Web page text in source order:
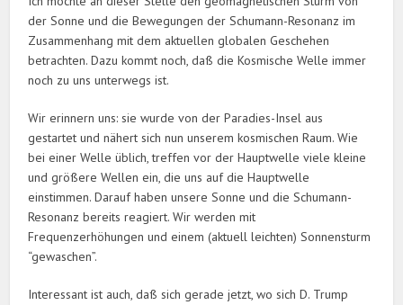
der Sonne und die Bewegungen der Schumann-Resonanz im
Zusammenhang mit dem aktuellen globalen Geschehen
betrachten. Dazu kommt noch, daß die Kosmische Welle immer
noch zu uns unterwegs ist.
Wir erinnern uns: sie wurde von der Paradies-Insel aus
gestartet und nähert sich nun unserem kosmischen Raum. Wie
bei einer Welle üblich, treffen vor der Hauptwelle viele kleine
und größere Wellen ein, die uns auf die Hauptwelle
einstimmen. Darauf haben unsere Sonne und die Schumann-
Resonanz bereits reagiert. Wir werden mit
Frequenzerhöhungen und einem (aktuell leichten) Sonnensturm
“gewaschen”.
Interessant ist auch, daß sich gerade jetzt, wo sich D. Trump